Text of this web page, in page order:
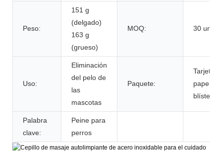
Peso:
151 g
(delgado)
163 g
(grueso)
MOQ: 30
Uso:
Eliminación
del pelo de
las
mascotas
Paquete:
Tarjeta
papel +
blíster
Palabra
clave:
Peine para
perros